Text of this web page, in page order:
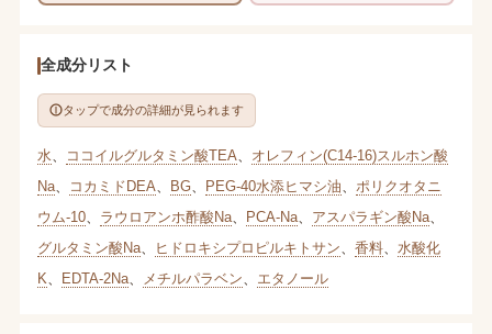
全成分リスト
タップで成分の詳細が見られます
水 ココイルグルタミン酸TEA
オレフィン(C14-16)スルホン酸
Na、 コカミドDEA BG、 PEG-40水添ヒマシ油
ポリクオタニ
ウム-10、 ラウロアンホ酢酸Na、 PCA-Na、 アスパラギン酸Na、
グルタミン酸Na、 ヒドロキシプロピルキトサン 香料、 水酸化
K
EDTA-2Na、 メチルパラベン エタノール